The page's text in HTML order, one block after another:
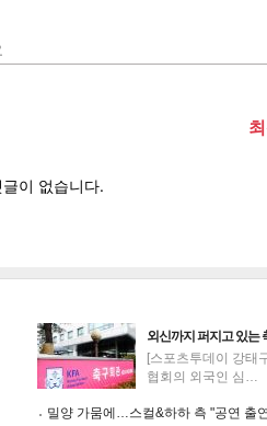
외신까지 퍼지고 있는
[스포츠투데이 강태
협회의 외국인 심…
밀양 가뭄에…스컬&하하 측 "공연 출